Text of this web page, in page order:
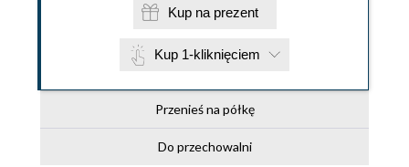
Kup na prezent
Kup 1-kliknięciem
Przenieś na półkę
Do przechowalni